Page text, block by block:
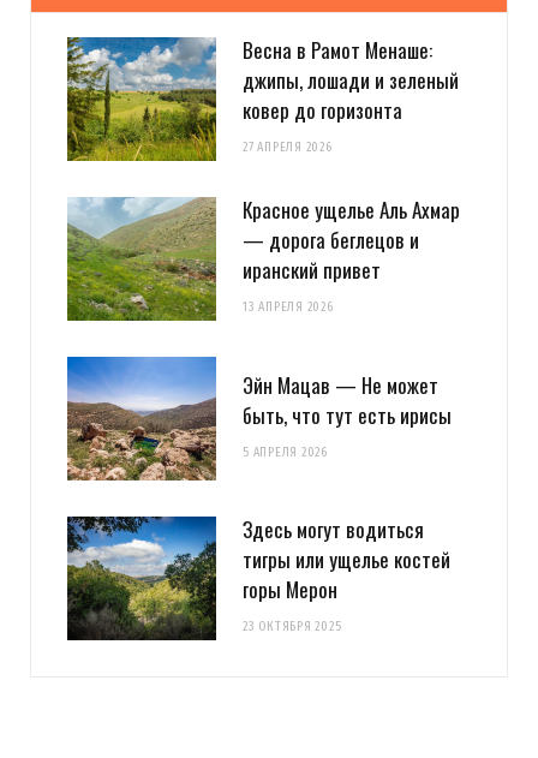
Весна в Рамот Менаше:
джипы, лошади и зеленый
ковер до горизонта
27 АПРЕЛЯ 2026
Красное ущелье Аль Ахмар
— дорога беглецов и
иранский привет
13 АПРЕЛЯ 2026
Эйн Мацав — Не может
быть, что тут есть ирисы
5 АПРЕЛЯ 2026
Здесь могут водиться
тигры или ущелье костей
горы Мерон
23 ОКТЯБРЯ 2025